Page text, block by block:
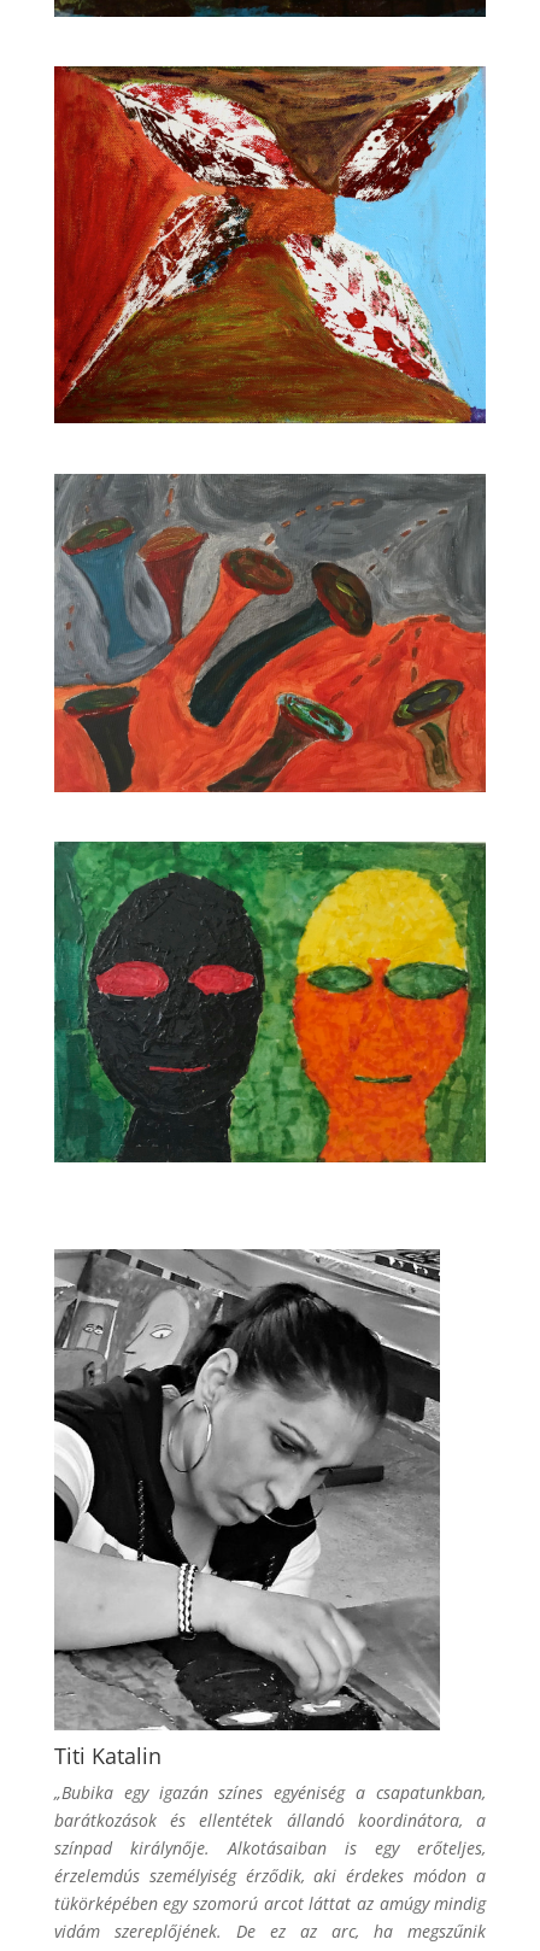
Titi Katalin
„Bubika egy igazán színes egyéniség a csapatunkban,
barátkozások és ellentétek állandó koordinátora, a
színpad királynője. Alkotásaiban is egy erőteljes,
érzelemdús személyiség érződik, aki érdekes módon a
tükörképében egy szomorú arcot láttat az amúgy mindig
vidám szereplőjének. De ez az arc, ha megszűnik